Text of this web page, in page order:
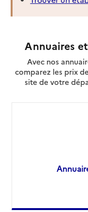
Annuaires
Avec nos
comparez les prix
site de votre